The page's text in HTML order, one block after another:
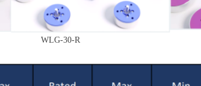
30-R WLG-